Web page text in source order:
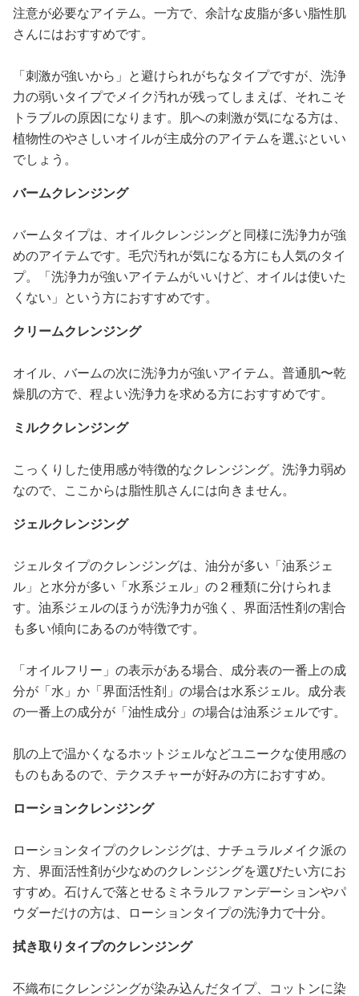
注意が必要なアイテム。一方で、余計な皮脂が多い脂性肌
さんにはおすすめです。
「刺激が強いから」と避けられがちなタイプですが、洗浄
力の弱いタイプでメイク汚れが残ってしまえば、それこそ
トラブルの原因になります。肌への刺激が気になる方は、
植物性のやさしいオイルが主成分のアイテムを選ぶといい
でしょう。
バームクレンジング
バームタイプは、オイルクレンジングと同様に洗浄力が強
めのアイテムです。毛穴汚れが気になる方にも人気のタイ
プ。「洗浄力が強いアイテムがいいけど、オイルは使いた
くない」という方におすすめです。
クリームクレンジング
オイル、バームの次に洗浄力が強いアイテム。普通肌〜乾
燥肌の方で、程よい洗浄力を求める方におすすめです。
ミルククレンジング
こっくりした使用感が特徴的なクレンジング。洗浄力弱め
なので、ここからは脂性肌さんには向きません。
ジェルクレンジング
ジェルタイプのクレンジングは、油分が多い「油系ジェ
ル」と水分が多い「水系ジェル」の２種類に分けられま
す。油系ジェルのほうが洗浄力が強く、界面活性剤の割合
も多い傾向にあるのが特徴です。
「オイルフリー」の表示がある場合、成分表の一番上の成
分が「水」か「界面活性剤」の場合は水系ジェル。成分表
の一番上の成分が「油性成分」の場合は油系ジェルです。
肌の上で温かくなるホットジェルなどユニークな使用感の
ものもあるので、テクスチャーが好みの方におすすめ。
ローションクレンジング
ローションタイプのクレンジグは、ナチュラルメイク派の
方、界面活性剤が少なめのクレンジングを選びたい方にお
すすめ。石けんで落とせるミネラルファンデーションやパ
ウダーだけの方は、ローションタイプの洗浄力で十分。
拭き取りタイプのクレンジング
不織布にクレンジングが染み込んだタイプ、コットンに染